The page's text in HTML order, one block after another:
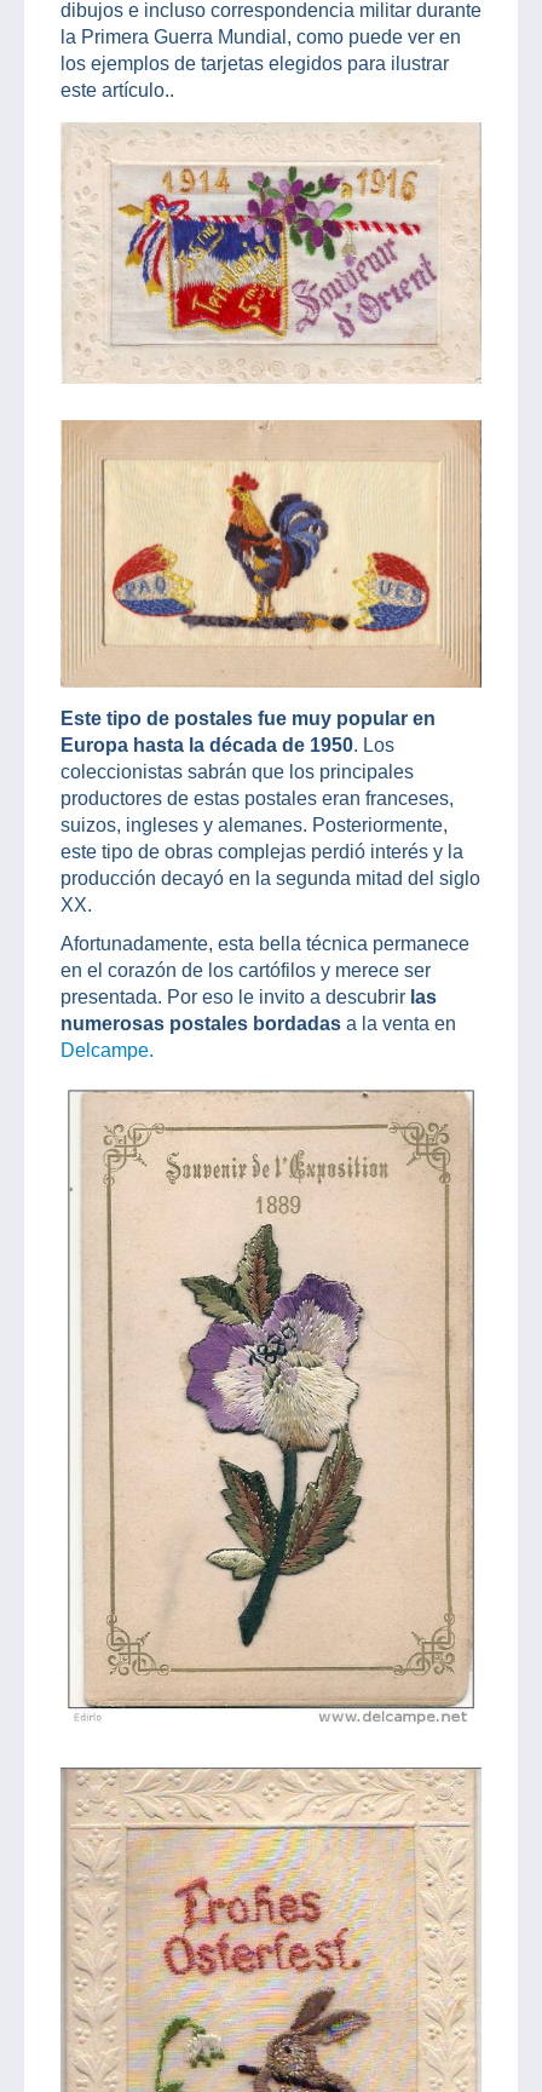
dibujos e incluso correspondencia militar durante
la Primera Guerra Mundial, como puede ver en
los ejemplos de tarjetas elegidos para ilustrar
este artículo..
Este tipo de postales fue muy popular en
Europa hasta la década de 1950. Los
coleccionistas sabrán que los principales
productores de estas postales eran franceses,
suizos, ingleses y alemanes. Posteriormente,
este tipo de obras complejas perdió interés y la
producción decayó en la segunda mitad del siglo
XX.
Afortunadamente, esta bella técnica permanece
en el corazón de los cartófilos y merece ser
presentada. Por eso le invito a descubrir las
numerosas postales bordadas a la venta en
Delcampe.